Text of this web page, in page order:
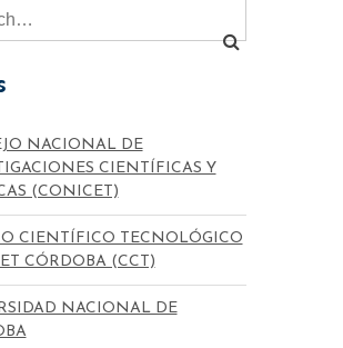
NACIONAL DE
CIENTÍFICAS Y
(CONICET)
CIENTÍFICO TECNOLÓGICO
CÓRDOBA (CCT)
NACIONAL DE